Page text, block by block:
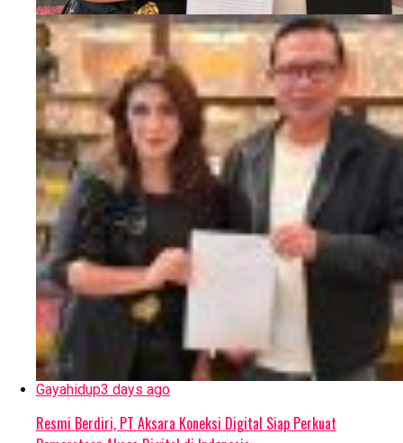
Gayahidup3 days ago
Resmi Berdiri, PT Aksara Koneksi Digital Siap Perkuat